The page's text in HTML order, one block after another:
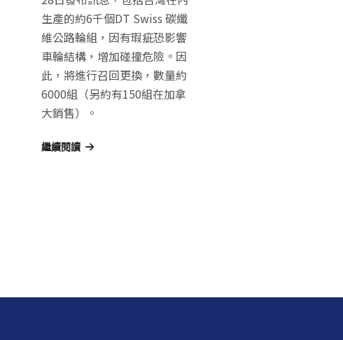
生產的約6千個DT Swiss 碳纖
維公路輪組，因有瑕疵恐影響
車輪結構，增加碰撞危險。因
此，將進行召回更換，數量約
6000組（另約有150組在加拿
大銷售）。
繼續閱讀